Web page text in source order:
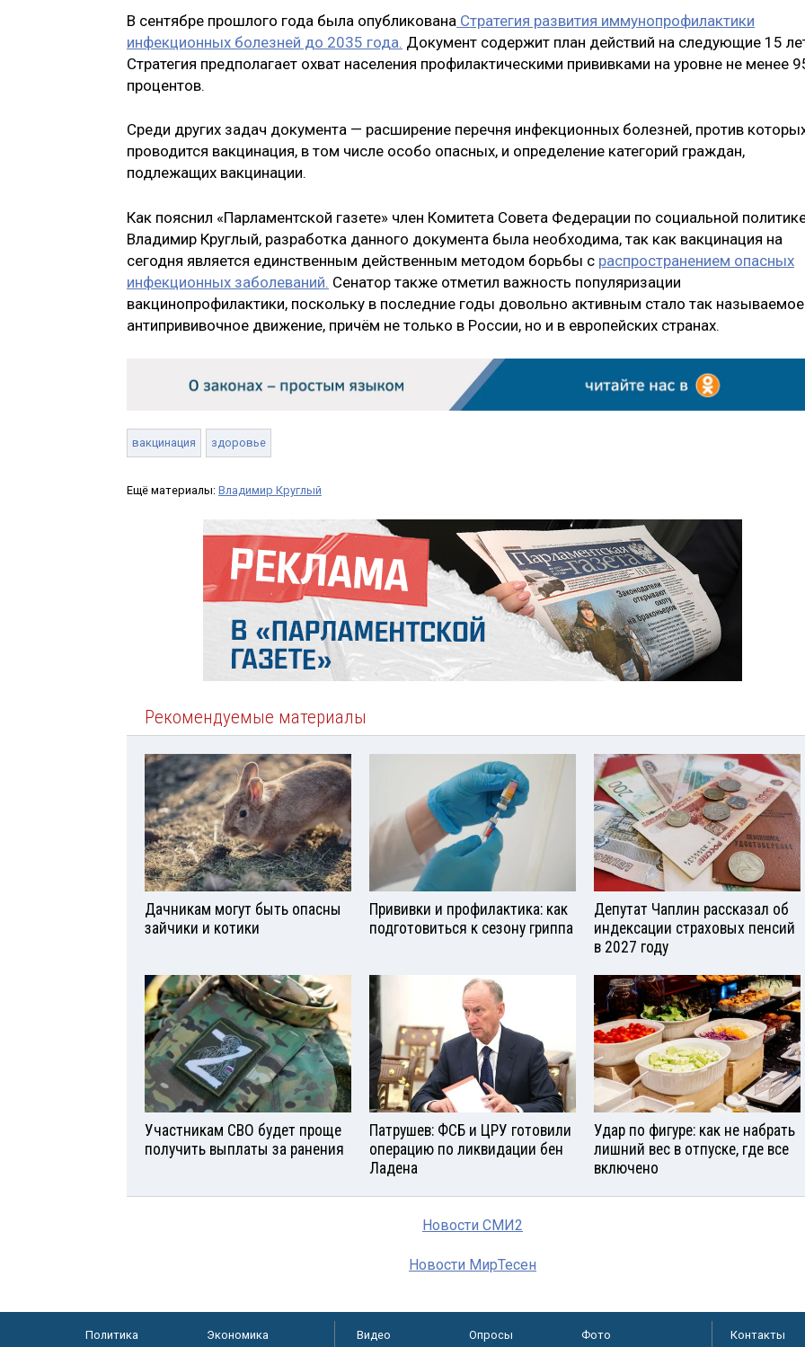
В сентябре прошлого года была опубликована Стратегия развития иммунопрофилактики
инфекционных болезней до 2035 года. Документ содержит план действий на следующие 15
Стратегия предполагает охват населения профилактическими прививками на уровне не менее
процентов.
Среди других задач документа — расширение перечня инфекционных болезней, против
проводится вакцинация, в том числе особо опасных, и определение категорий граждан,
подлежащих вакцинации.
Как пояснил «Парламентской газете» член Комитета Совета Федерации по социальной
Владимир Круглый, разработка данного документа была необходима, так как вакцинация на
сегодня является единственным действенным методом борьбы с распространением опасных
инфекционных заболеваний. Сенатор также отметил важность популяризации
вакцинопрофилактики, поскольку в последние годы довольно активным стало так называемое
антипрививочное движение, причём не только в России, но и в европейских странах.
вакцинация здоровье
Ещё материалы: Владимир Круглый
Рекомендуемые материалы
Дачникам могут быть опасны
зайчики и котики
Прививки и профилактика: как
подготовиться к сезону гриппа
Депутат Чаплин рассказал об
индексации страховых пенсий
в 2027 году
Участникам СВО будет проще
получить выплаты за ранения
Патрушев: ФСБ и ЦРУ готовили
операцию по ликвидации бен
Ладена
Удар по фигуре: как не набрать
лишний вес в отпуске, где все
включено
Новости СМИ2
Новости МирТесен
Политика Экономика Видео Опросы Фото Контакты